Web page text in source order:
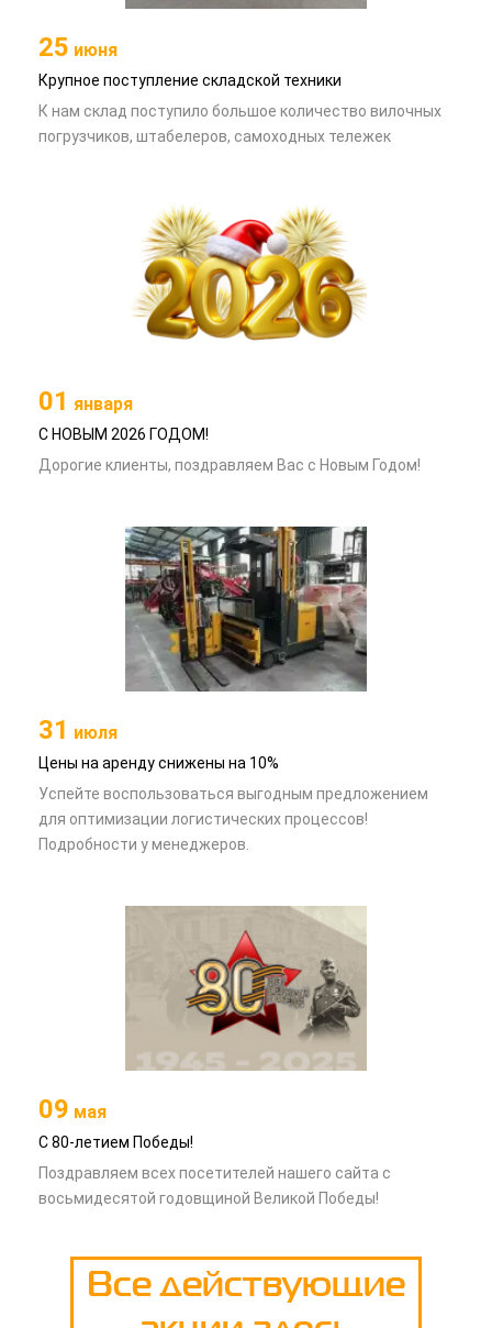
25 июня
Крупное поступление складской техники
К нам склад поступило большое количество вилочных
погрузчиков, штабелеров, самоходных тележек
01 января
С НОВЫМ 2026 ГОДОМ!
Дорогие клиенты, поздравляем Вас с Новым Годом!
31 июля
Цены на аренду снижены на 10%
Успейте воспользоваться выгодным предложением
для оптимизации логистических процессов!
Подробности у менеджеров.
09 мая
С 80-летием Победы!
Поздравляем всех посетителей нашего сайта с
восьмидесятой годовщиной Великой Победы!